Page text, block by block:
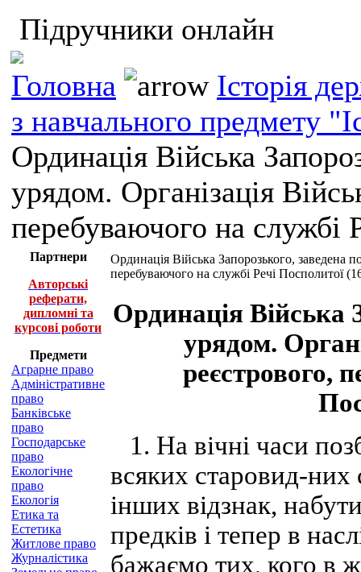
Підручники онлайн
Головна
Історія
з навчального предмету
Ординація Війська
урядом. Організація
перебуваючого на службі
Партнери
Авторські
реферати,
дипломні та
курсові роботи
Предмети
Аграрне право
Адміністративне
право
Банківське
право
Господарське
право
Екологічне
право
Екологія
Етика та
Естетика
Житлове право
Журналістика
Ординація Війська Запорозького, заведена
перебуваючого на службі Речі Посполитої
Ординація Війська
урядом.
реєстрового,
1. На вічні часи
всяких старовид-них
інших відзнак,
предків і тепер в
бажаємо тих, кого в